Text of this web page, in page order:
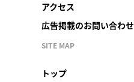
アクセス
広告掲載のお問い合わせ
SITE MAP
トップ